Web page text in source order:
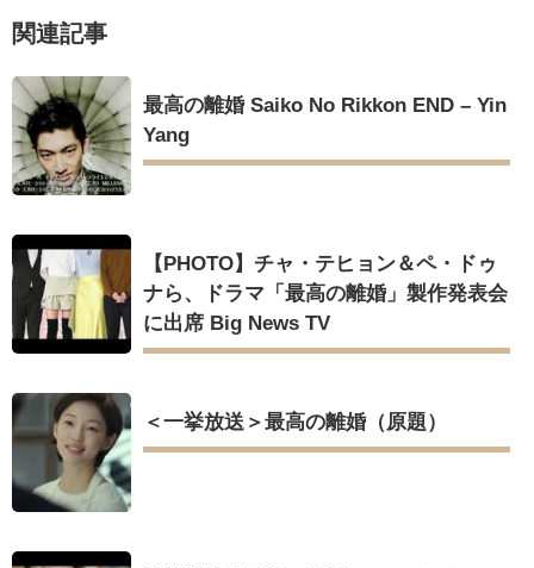
Powered by livedoor 相互RSS
か」出演で話題 Big News TV
Powered by livedoor 相互RSS
関連記事
最高の離婚 Saiko No Rikkon END – Yin
Yang
【PHOTO】チャ・テヒョン＆ペ・ドゥ
ナら、ドラマ「最高の離婚」製作発表会
に出席 Big News TV
＜一挙放送＞最高の離婚（原題）